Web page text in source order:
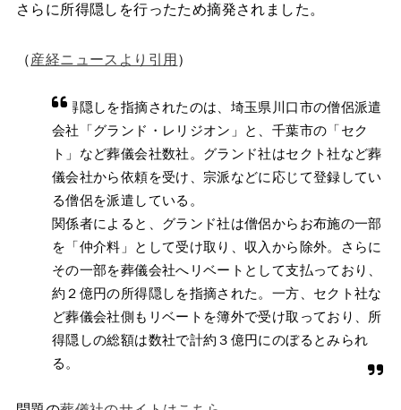
さらに所得隠しを行ったため摘発されました。
（産経ニュースより引用）
所得隠しを指摘されたのは、埼玉県川口市の僧侶派遣
会社「グランド・レリジオン」と、千葉市の「セク
ト」など葬儀会社数社。グランド社はセクト社など葬
儀会社から依頼を受け、宗派などに応じて登録してい
る僧侶を派遣している。
関係者によると、グランド社は僧侶からお布施の一部
を「仲介料」として受け取り、収入から除外。さらに
その一部を葬儀会社へリベートとして支払っており、
約２億円の所得隠しを指摘された。一方、セクト社な
ど葬儀会社側もリベートを簿外で受け取っており、所
得隠しの総額は数社で計約３億円にのぼるとみられ
る。